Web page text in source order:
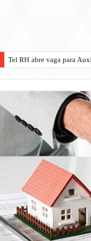
Tel RH abre vaga para